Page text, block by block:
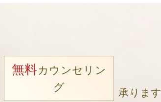
無料カウンセリン
グ
承ります